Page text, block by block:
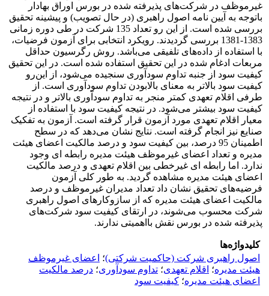
غیرموظف در شرکت‌های پذیرفته شده در بورس اوراق بهادار
باتوجه به آیین نامه اصول راهبری (در حال تصویب) و پیشینه تحقیق
بررسی شده است. از این رو تعداد 135 شرکت در طی دوره زمانی
1383-1381 بررسی گردیدند. رویکرد انتخابی برای آزمون فرضیات،
با استفاده از داده‌های تلفیقی می‌باشد. روش رگرسیون حداقل
مربعات ادغام شده در این تحقیق استفاده شده است. در این تحقیق
کیفیت سود از جنبه تداوم سودآوری سنجیده می‌شود، از این‌رو
کیفیت سود بالاتر به معنای بالابودن تداوم سودآوری است. از
طرفی اقلام تعهدی کمتر منجر به تداوم سودآوری بالاتر و در نتیجه
کیفیت سود بیشتر می‌شود. در نتیجه کیفیت سود با استفاده از
معیار اقلام تعهدی مورد آزمون قرار گرفته است. آزمون به تفکیک
صنایع نیز انجام گرفته است. نتایج نشان می‌دهد که در سطح
اطمینان 95 درصد، بین کیفیت سود و درصد مالکیت اعضای هیئت
مدیره و تعداد اعضای غیرموظف هیئت مدیره رابطه ای وجود
ندارد. اما رابطه ای غیرخطی بین اقلام تعهدی و درصد مالکیت
اعضای هیئت مدیره مشاهده گردید. به طور کلی آزمون
فرضیه‌های تحقیق نشان داد تعداد مدیران غیرموظف و درصد
مالکیت اعضای هیئت مدیره که از سازوکارهای اصول راهبری
شرکت محسوب می‌شوند، در ارتقای کیفیت سود شرکت‌های
پذیرفته شده در بورس نقش بااهمیتی ندارند.
کلیدواژه‌ها
اصول راهبری شرکت (حاکمیت شرکتی)؛
اعضای غیرموظف
هیئت مدیره؛ اقلام تعهدی؛ تداوم سودآوری؛ درصد مالکیت
اعضای هیئت مدیره؛ کیفیت سود